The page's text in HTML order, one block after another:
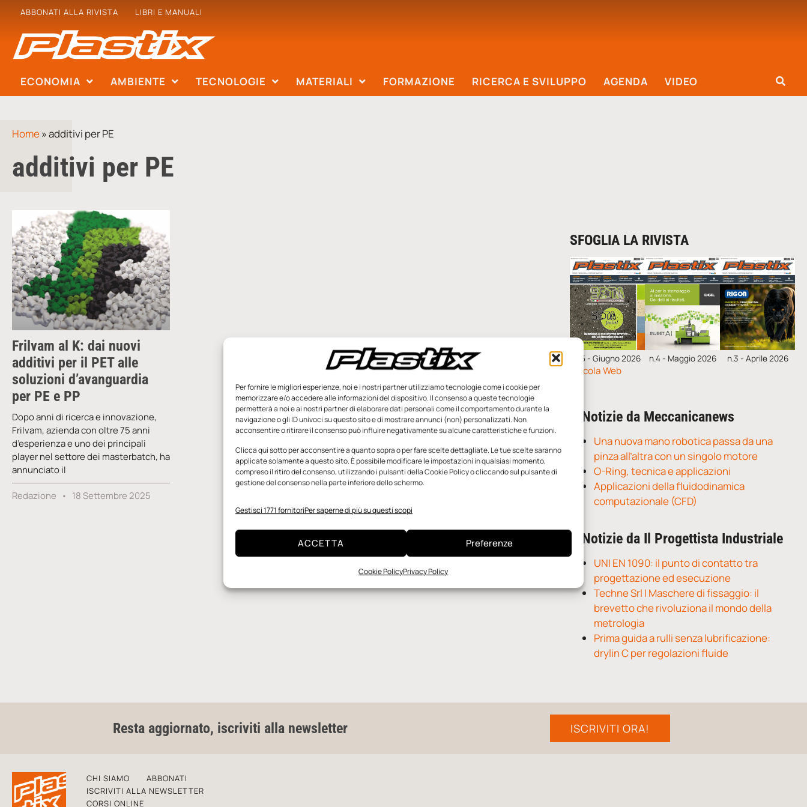
Per fornire le migliori esperienze, noi e i nostri partner utilizziamo tecnologie come i cookie per
memorizzare e/o accedere alle informazioni del dispositivo. Il consenso a queste tecnologie
permetterà a noi e ai nostri partner di elaborare dati personali come il comportamento durante la
navigazione o gli ID univoci su questo sito e di mostrare annunci (non) personalizzati. Non
acconsentire o ritirare il consenso può influire negativamente su alcune caratteristiche e funzioni.
Clicca qui sotto per acconsentire a quanto sopra o per fare scelte dettagliate. Le tue scelte saranno
applicate solamente a questo sito. È possibile modificare le impostazioni in qualsiasi momento,
compreso il ritiro del consenso, utilizzando i pulsanti della Cookie Policy o cliccando sul pulsante di
gestione del consenso nella parte inferiore dello schermo.
Gestisci 1771 fornitoriPer saperne di più su questi scopi
ACCETTA Preferenze
Cookie PolicyPrivacy Policy
ABBONATI ALLA RIVISTA LIBRI E MANUALI
ECONOMIA AMBIENTE TECNOLOGIE MATERIALI FORMAZIONE RICERCA E SVILUPPO AGENDA VIDEO
Home»additivi per PE
additivi per PE
Frilvam al K: dai nuovi
additivi per il PET alle
soluzioni d’avanguardia
per PE e PP
Dopo anni di ricerca e innovazione,
Frilvam, azienda con oltre 75 anni
d’esperienza e uno dei principali
player nel settore dei masterbatch, ha
annunciato il
Redazione 18 Settembre 2025
SFOGLIA LA RIVISTA
n.5 - Giugno 2026 n.4 - Maggio 2026 n.3 - Aprile 2026
Edicola Web
Notizie da Meccanicanews
Una nuova mano robotica passa da una
pinza all’altra con un singolo motore
O-Ring, tecnica e applicazioni
Applicazioni della fluidodinamica
computazionale (CFD)
Notizie da Il Progettista Industriale
UNI EN 1090: il punto di contatto tra
progettazione ed esecuzione
Techne Srl | Maschere di fissaggio: il
brevetto che rivoluziona il mondo della
metrologia
Prima guida a rulli senza lubrificazione:
drylin C per regolazioni fluide
Resta aggiornato, iscriviti alla newsletter ISCRIVITI ORA!
CHI SIAMO
ABBONATI
ISCRIVITI ALLA NEWSLETTER
CORSI ONLINE